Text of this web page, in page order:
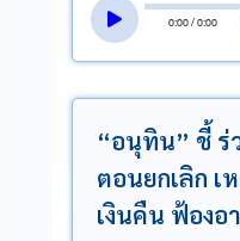
0:00/0:00
“อนุทิน” ชี้ ร่
ตอนยกเลิก เ
เงินคืน ฟ้องอ